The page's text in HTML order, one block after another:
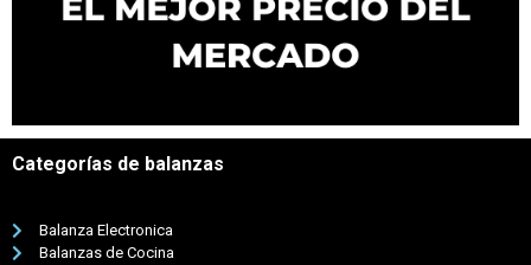
Categorías de balanzas
Balanza Electronica
Balanzas de Cocina